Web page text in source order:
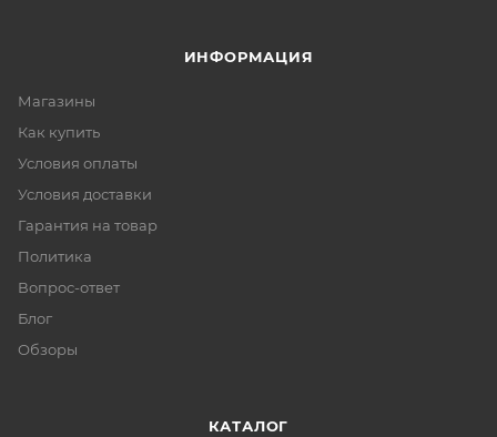
ИНФОРМАЦИЯ
Магазины
Как купить
Условия оплаты
Условия доставки
Гарантия на товар
Политика
Вопрос-ответ
Блог
Обзоры
КАТАЛОГ